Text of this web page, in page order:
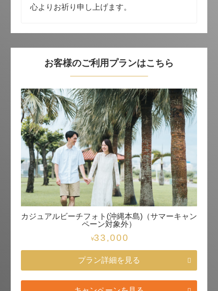
心よりお祈り申し上げます。
お客様のご利用プランはこちら
カジュアルビーチフォト(沖縄本島)（サマーキャン
ペーン対象外）
￥33,000
プラン詳細を見る